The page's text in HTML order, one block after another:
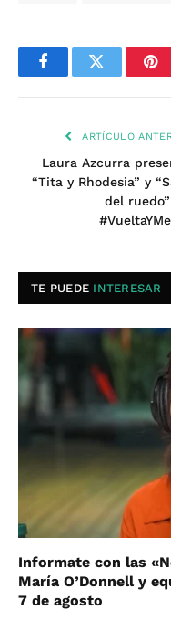
FacebookTwitter
ARTÍCULO
Laura Azcurra
“Tita y Rhodesia” y
del
TE PUEDE INTERESAR
Informate con las
María O’Donnell y
7 de agosto